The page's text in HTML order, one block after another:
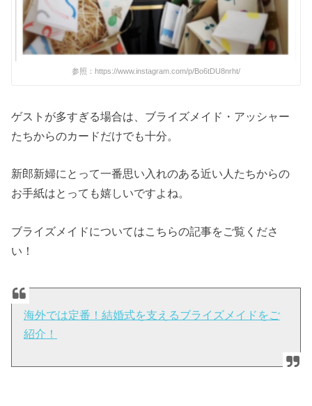
参照：https://www.instagram.com/p/Bo6tDU8nrht/
ゲストが多すぎる場合は、ブライズメイド・アッシャー
たちからのカードだけでも十分。
新郎新婦にとって一番思い入れのある近い人たちからの
お手紙はとっても嬉しいですよね。
ブライズメイドについてはこちらの記事をご覧くださ
い！
海外では定番！結婚式を支えるブライズメイドをご
紹介！